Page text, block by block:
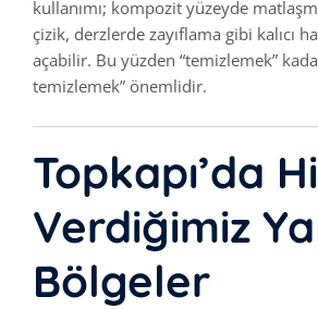
kullanımı; kompozit yüzeyde
çizik, derzlerde zayıflama gibi kalıcı
açabilir. Bu yüzden “temizlemek”
temizlemek” önemlidir.
Topkapı’da
Verdiğimiz
Bölgeler